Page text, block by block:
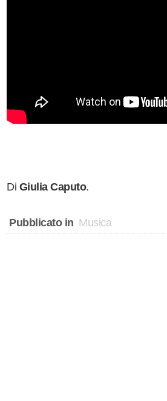
Di Giulia Caputo.
Pubblicato in Musica